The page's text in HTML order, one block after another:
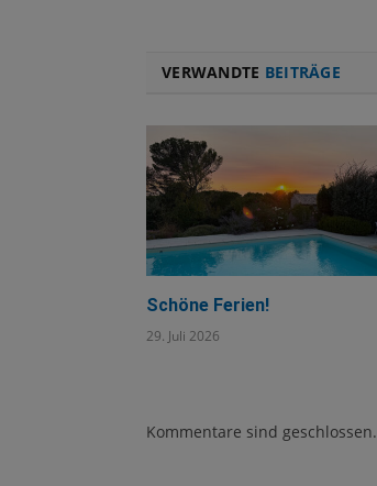
VERWANDTE BEITRÄGE
Schöne Ferien!
29. Juli 2026
Kommentare sind geschlossen.